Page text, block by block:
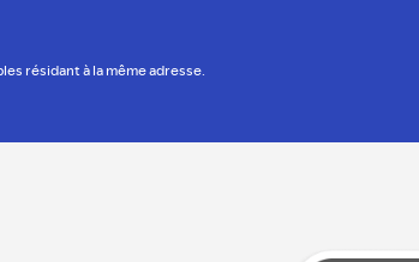
résidant à la même adresse.